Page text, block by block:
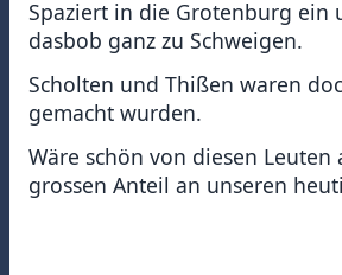
Spaziert in die Grotenburg ein
dasbob ganz zu Schweigen.
Scholten und Thißen waren
gemacht wurden.
Wäre schön von diesen
grossen Anteil an unseren